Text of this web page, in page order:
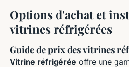
Options d'achat et
vitrines réfrigérées
Guide de prix des vitrines
Vitrine réfrigérée offre une